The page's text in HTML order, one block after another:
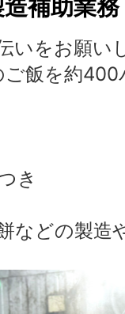
補助業務
いをお願い
ご飯を約
き
などの製造